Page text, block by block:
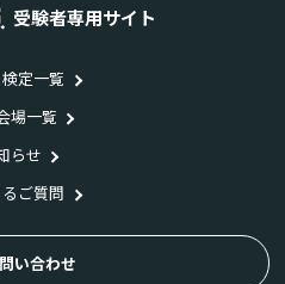
受験者専用サイト
定一覧
場一覧
らせ
ご質問
い合わせ